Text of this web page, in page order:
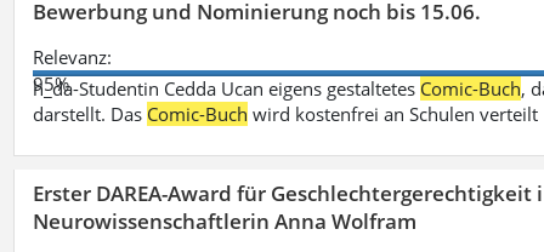
Bewerbung und Nominierung noch bis 15.06.
Relevanz:
95%
h_da-Studentin Cedda Ucan eigens gestaltetes Comic-Buch,
darstellt. Das Comic-Buch wird kostenfrei an Schulen
Erster DAREA-Award für
Neurowissenschaftlerin Anna Wolfram